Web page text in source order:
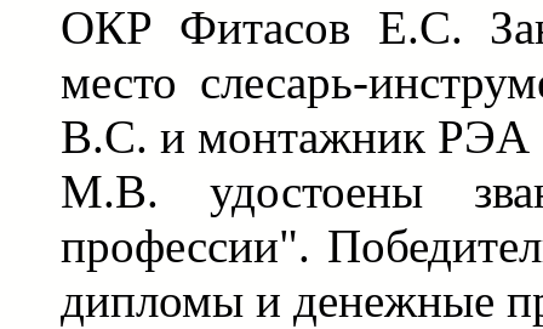
ОКР Фитасов Е.С.
место слесарь-
В.С. и монтажник РЭА
М.В. удостоены
профессии".
дипломы и денежные